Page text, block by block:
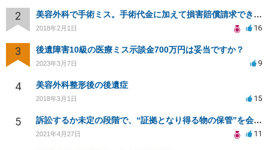
2 美容外科で手術ミス。手術代金に加えて損害賠償請求できますか？
2018年2月1日 16
3 後遺障害10級の医療ミス示談金700万円は妥当ですか？
2023年3月7日 9
4 美容外科整形後の後遺症
2018年3月1日 15
5 訴訟するか未定の段階で、“証拠となり得る物の保管”を会社に応じてもらえる方法は在りますか?
2021年4月27日 11